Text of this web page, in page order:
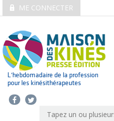
ME CONNECTER
L’hebdomadaire de la profession
pour les kinésithérapeutes